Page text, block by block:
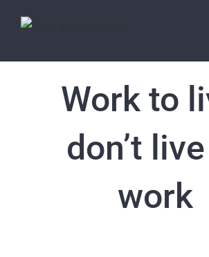
Work to
don’t
work